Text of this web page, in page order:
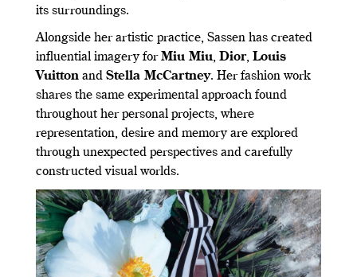
its surroundings.
Alongside her artistic practice, Sassen has created
influential imagery forMiu Miu, Dior, Louis
Vuitton and Stella McCartney. Her fashion work
shares the same experimental approach found
throughout her personal projects, where
representation, desire and memory are explored
through unexpected perspectives and carefully
constructed visual worlds.